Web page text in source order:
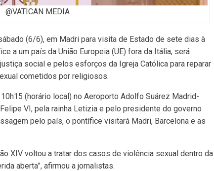
@VATICAN MEDIA
(6/6), em Madri para visita de Estado de sete dias à
a um país da União Europeia (UE) fora da Itália, será
social e pelos esforços da Igreja Católica para reparar
cometidos por religiosos.
(horário local) no Aeroporto Adolfo Suárez Madrid-
VI, pela rainha Letizia e pelo presidente do governo
pelo país, o pontífice visitará Madri, Barcelona e as
XIV voltou a tratar dos casos de violência sexual dentro da
aberta”, afirmou a jornalistas.